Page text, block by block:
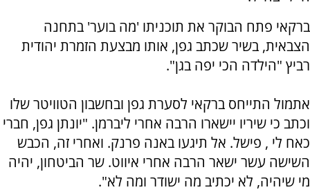
ברקאי פתח הבוקר את תוכניתו 'מה בוער' בתחנה
הצבאית, בשיר שכתב גפן, אותו מבצעת הזמרת יהודית
רביץ "הילדה הכי יפה בגן".
אתמול התייחס ברקאי לסערת גפן ובחשבון הטוויטר שלו
וכתב כי שיריו יישארו הרבה אחרי ליברמן. "יונתן גפן, חברי
כאח לי , פישל. אל תיגעו באנה פרנק. ואחרי זה, הכבש
השישה עשר ישאר הרבה אחרי איווט. שר הביטחון, יהיה
מי שיהיה, לא יכתיב מה ישודר ומה לא".